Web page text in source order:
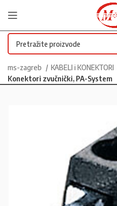
ms-zagreb
KABELI i KONEKTORI
Konektori zvučnički, PA-System